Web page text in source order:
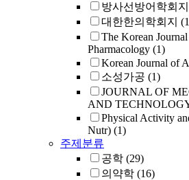
방사선방어학회지
대한한의학회지
The Korean
Pharmacology (1)
Korean Journal of
소성가공 (1)
JOURNAL OF
AND
Physical Activity
Nutr) (1)
주제분류
공학 (29)
의약학 (16)